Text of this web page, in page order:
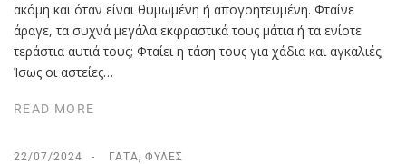
ακόμη και όταν είναι θυμωμένη ή απογοητευμένη. Φταίνε
άραγε, τα συχνά μεγάλα εκφραστικά τους μάτια ή τα ενίοτε
τεράστια αυτιά τους; Φταίει η τάση τους για χάδια και αγκαλιές;
Ίσως οι αστείες…
READ MORE
22/07/2024 ΓΆΤΑ, ΦΥΛΈΣ